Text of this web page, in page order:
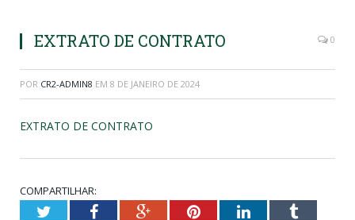
EXTRATO DE CONTRATO 0
POR CR2-ADMIN8 EM 8 DE JANEIRO DE 2024
EXTRATO DE CONTRATO
COMPARTILHAR:
TwitterFacebookGoogle+PinterestLinkedInTumblr